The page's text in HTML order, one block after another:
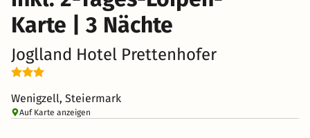
Karte | 3 Nächte
Joglland Hotel Prettenhofer
Wenigzell, Steiermark
Auf Karte anzeigen